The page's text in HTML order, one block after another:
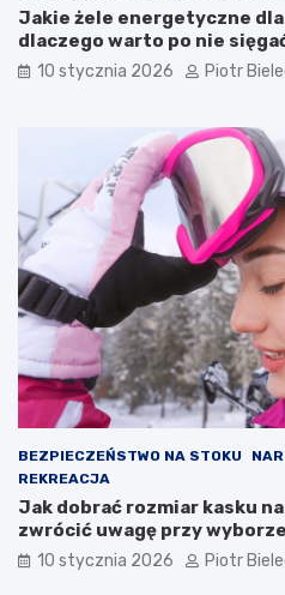
Jakie żele energetyczne
dlaczego warto po nie
10 stycznia 2026 Piotr
BEZPIECZEŃSTWO NA STOKU
REKREACJA
Jak dobrać rozmiar kasku
zwrócić uwagę przy wyborze
10 stycznia 2026 Piotr